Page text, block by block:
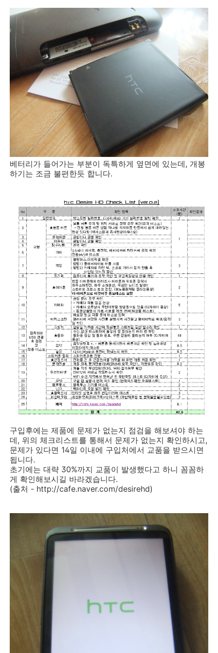
베터리가 들어가는 부분이 독특하게 옆면에 있는데, 개봉
하기는 조금 불편한듯 합니다.
구입후에는 제품에 문제가 없는지 점검을 해보셔야 하는
데, 위의 체크리스트를 통해서 문제가 없는지 확인하시고,
문제가 있다면 14일 이내에 구입처에서 교품을 받으시면
됩니다.
초기에는 대략 30%까지 교품이 발생했다고 하니 꼼꼼하
게 확인해보시길 바라겠습니다.
(출처 - http://cafe.naver.com/desirehd)